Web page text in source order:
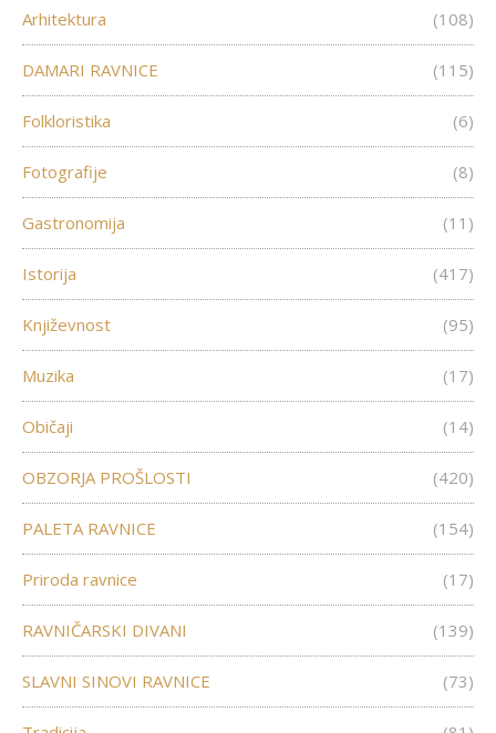
Arhitektura (108)
DAMARI RAVNICE (115)
Folkloristika (6)
Fotografije (8)
Gastronomija (11)
Istorija (417)
Književnost (95)
Muzika (17)
Običaji (14)
OBZORJA PROŠLOSTI (420)
PALETA RAVNICE (154)
Priroda ravnice (17)
RAVNIČARSKI DIVANI (139)
SLAVNI SINOVI RAVNICE (73)